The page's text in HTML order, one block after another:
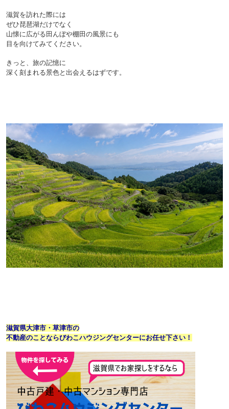
滋賀を訪れた際には
ぜひ琵琶湖だけでなく
山懐に広がる田んぼや棚田の風景にも
目を向けてみてください。
きっと、旅の記憶に
深く刻まれる景色と出会えるはずです。
滋賀県大津市・草津市の
不動産のことならびわこハウジングセンターにお任せ下さい！